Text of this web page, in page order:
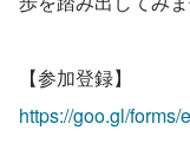
【参加登録】
https://goo.gl/